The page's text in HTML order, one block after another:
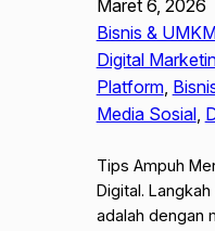
Maret 6, 2026
Bisnis &
Digital
Platform,
Media Sosial,
Tips Ampuh
Digital.
adalah dengan